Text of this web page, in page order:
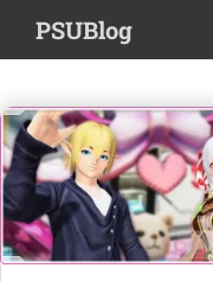
i
t
o
m
a
n
PSUBlog